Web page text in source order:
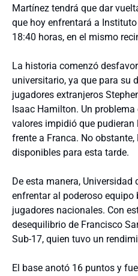
Martínez tendrá que dar
que hoy enfrentará a
18:40 horas, en el mismo
La historia comenzó
universitario, ya que para su
jugadores extranjeros
Isaac Hamilton. Un
valores impidió que
frente a Franca. No
disponibles para esta tarde.
De esta manera, Universidad
enfrentar al poderoso equipo
jugadores nacionales. Con
desequilibrio de Francisco
Sub-17, quien tuvo un
El base anotó 16 puntos y